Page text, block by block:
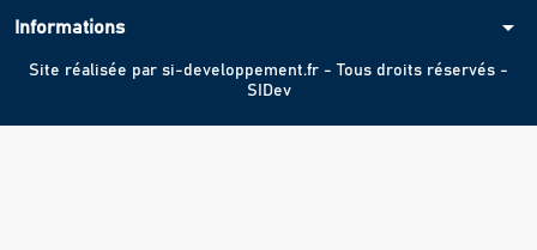
Informations arrow_drop_down
Site réalisée par si-developpement.fr - Tous droits réservés -
SIDev